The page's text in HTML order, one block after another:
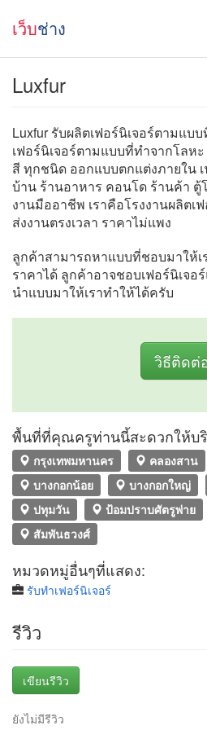
เว็บช่าง
Luxfur
Luxfur รับผลิตเฟอร์นิเจอร์ตามแบ
เฟอร์นิเจอร์ตามแบบที่ทำจากโลห
สี ทุกชนิด ออกแบบตกแต่งภายใน
บ้าน ร้านอาหาร คอนโด ร้านค้า
งานมืออาชีพ เราคือโรงงานผลิตเ
ส่งงานตรงเวลา ราคาไม่แพง
ลูกค้าสามารถหาแบบที่ชอบมาให้เ
ราคาได้ ลูกค้าอาจชอบเฟอร์นิเจอ
นำแบบมาให้เราทำให้ได้ครับ
วิธีติดต่
พื้นที่ที่คุณครูท่านนี้สะดวกให้บ
กรุงเทพมหานคร คลองสาน
บางกอกน้อย
บางกอกใหญ่
ปทุมวัน
ป้อมปราบศัตรูพ่าย
สัมพันธวงศ์
หมวดหมู่อื่นๆที่แสดง:
รับทำเฟอร์นิเจอร์
รีวิว
เขียนรีวิว
ยังไม่มีรีวิว